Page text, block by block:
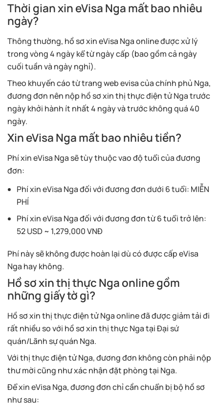
Thời gian xin eVisa Nga mất bao nhiêu
ngày?
Thông thường, hồ sơ xin eVisa Nga online được xử lý
trong vòng 4 ngày kể từ ngày cấp (bao gồm cả ngày
cuối tuần và ngày nghỉ).
Theo khuyến cáo từ trang web evisa của chính phủ Nga,
đương đơn nên nộp hồ sơ xin thị thực điện tử Nga trước
ngày khởi hành ít nhất 4 ngày và trước không quá 40
ngày.
Xin eVisa Nga mất bao nhiêu tiền?
Phí xin eVisa Nga sẽ tùy thuộc vao độ tuổi của đương
đơn:
Phí xin eVisa Nga đối với đương đơn dưới 6 tuổi: MIỄN
PHÍ
Phí xin eVisa Nga đối với đương đơn từ 6 tuổi trở lên:
52 USD ~ 1,279,000 VNĐ
Phí này sẽ không được hoàn lại dù có được cấp eVisa
Nga hay không.
Hồ sơ xin thị thực Nga online gồm
những giấy tờ gì?
Hồ sơ xin thị thực điện tử Nga online đã được giảm tải đi
rất nhiều so với hồ sơ xin thị thực Nga tại Đại sứ
quán/Lãnh sự quán Nga.
Với thị thực điện tử Nga, đương đơn không còn phải nộp
thư mời cũng như xác nhận đặt phòng tại Nga.
Để xin eVisa Nga, đương đơn chỉ cần chuẩn bị bộ hồ sơ
như sau: